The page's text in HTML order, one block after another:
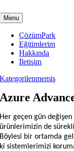
to
content
Menu
ÇözümPark
Eğitimlerim
Hakkında
İletişim
Kategorilenmemiş
Azure
Her geçen gün
ürünlerimizin de
Böylesi bir ortamda
ki sistemlerimizi